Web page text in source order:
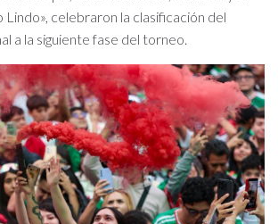
celebraron la clasificación del
a la siguiente fase del torneo.